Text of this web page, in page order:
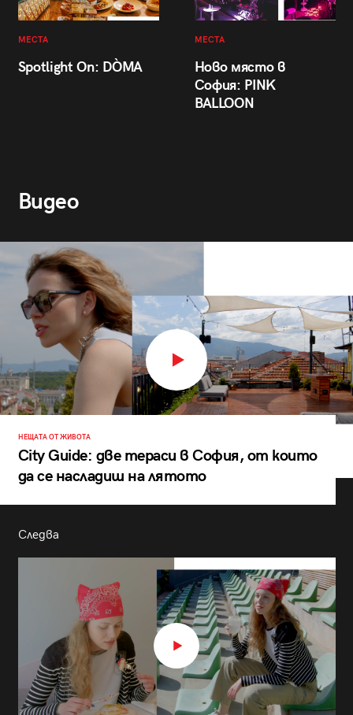
МЕСТА
Spotlight On: DÒMA
МЕСТА
Ново място в
София: PINK
BALLOON
Видео
НЕЩАТА ОТ ЖИВОТА
City Guide: две тераси в София, от които
да се насладиш на лятото
Следва